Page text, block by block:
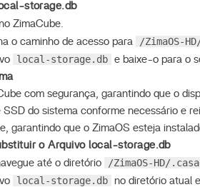
storage.db
ZimaCube.
o caminho de acesso para /ZimaOS-
local-storage.db e baixe-o para o
com segurança, garantindo que o
SSD do sistema conforme necessário e
garantindo que o ZimaOS esteja
o Arquivo local-storage.db
até o diretório /ZimaOS-HD/
local-storage.db no diretório atual